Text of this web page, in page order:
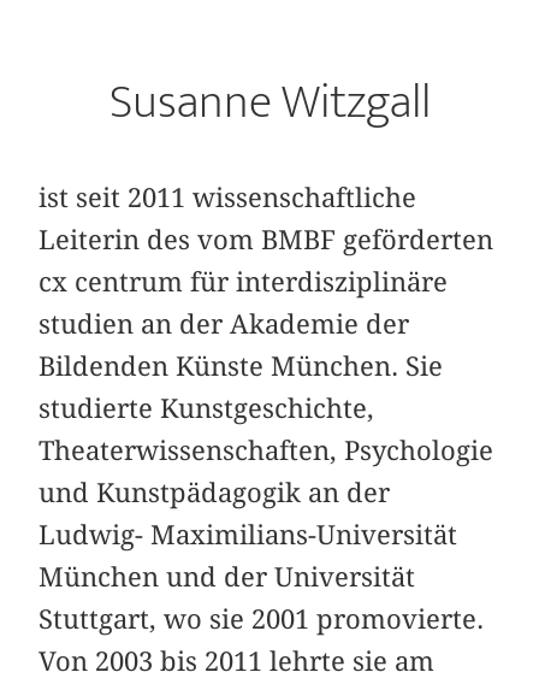
Susanne Witzgall
ist seit 2011 wissenschaftliche
Leiterin des vom BMBF geförderten
cx centrum für interdisziplinäre
studien an der Akademie der
Bildenden Künste München. Sie
studierte Kunstgeschichte,
Theaterwissenschaften, Psychologie
und Kunstpädagogik an der
Ludwig- Maximilians-Universität
München und der Universität
Stuttgart, wo sie 2001 promovierte.
Von 2003 bis 2011 lehrte sie am